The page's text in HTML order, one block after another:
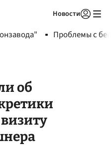
Новости
Проблемы с
об